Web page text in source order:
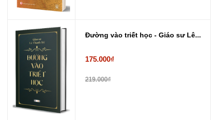
Đường vào triết học - Giáo sư Lê...
175.000₫
219.000₫